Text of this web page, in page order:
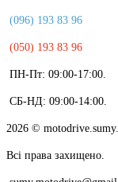
(096) 193 83 96
(050) 193 83 96
ПН-Пт: 09:00-17:00.
СБ-НД: 09:00-14:00.
2026 ©
Всі права захищено.